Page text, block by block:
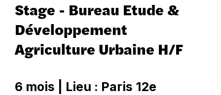
Stage - Bureau Etude &
Développement
Agriculture Urbaine H/F
6 mois | Lieu : Paris 12e